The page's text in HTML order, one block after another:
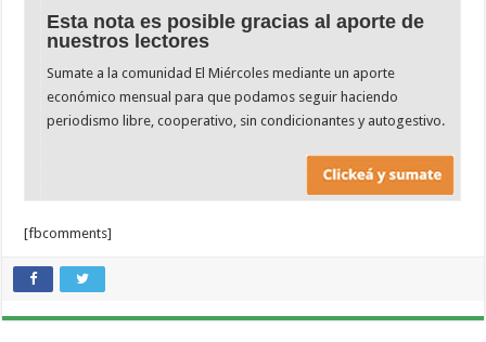
Esta nota es posible gracias al aporte de
nuestros lectores
Sumate a la comunidad El Miércoles mediante un aporte
económico mensual para que podamos seguir haciendo
periodismo libre, cooperativo, sin condicionantes y autogestivo.
[fbcomments]